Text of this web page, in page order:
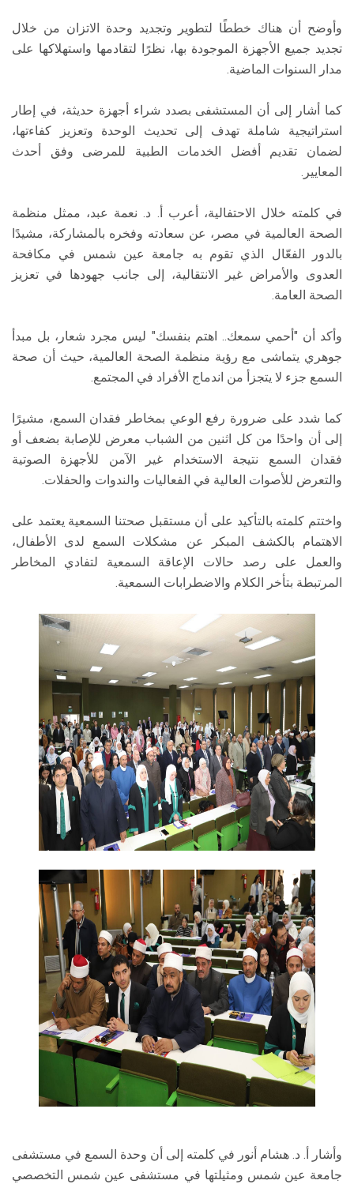
وأوضح أن هناك خططًا لتطوير وتجديد وحدة الاتزان من خلال
تجديد جميع الأجهزة الموجودة بها، نظرًا لتقادمها واستهلاكها على
مدار السنوات الماضية.
كما أشار إلى أن المستشفى بصدد شراء أجهزة حديثة، في إطار
استراتيجية شاملة تهدف إلى تحديث الوحدة وتعزيز كفاءتها،
لضمان تقديم أفضل الخدمات الطبية للمرضى وفق أحدث
المعايير.
في كلمته خلال الاحتفالية، أعرب أ. د. نعمة عبد، ممثل منظمة
الصحة العالمية في مصر، عن سعادته وفخره بالمشاركة، مشيدًا
بالدور الفعّال الذي تقوم به جامعة عين شمس في مكافحة
العدوى والأمراض غير الانتقالية، إلى جانب جهودها في تعزيز
الصحة العامة.
وأكد أن "أحمي سمعك.. اهتم بنفسك" ليس مجرد شعار، بل مبدأ
جوهري يتماشى مع رؤية منظمة الصحة العالمية، حيث أن صحة
السمع جزء لا يتجزأ من اندماج الأفراد في المجتمع.
كما شدد على ضرورة رفع الوعي بمخاطر فقدان السمع، مشيرًا
إلى أن واحدًا من كل اثنين من الشباب معرض للإصابة بضعف أو
فقدان السمع نتيجة الاستخدام غير الآمن للأجهزة الصوتية
والتعرض للأصوات العالية في الفعاليات والندوات والحفلات.
واختتم كلمته بالتأكيد على أن مستقبل صحتنا السمعية يعتمد على
الاهتمام بالكشف المبكر عن مشكلات السمع لدى الأطفال،
والعمل على رصد حالات الإعاقة السمعية لتفادي المخاطر
المرتبطة بتأخر الكلام والاضطرابات السمعية.
وأشار أ. د. هشام أنور في كلمته إلى أن وحدة السمع في مستشفى
جامعة عين شمس ومثيلتها في مستشفى عين شمس التخصصي